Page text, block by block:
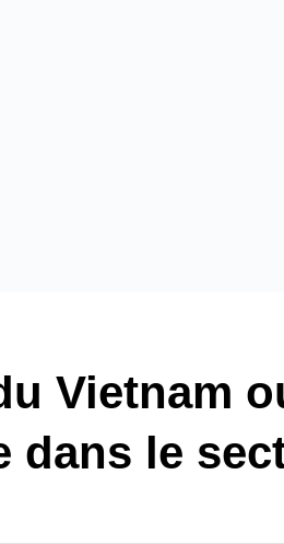
Vietnam
dans le